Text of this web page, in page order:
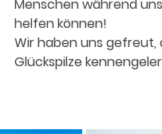
Menschen während
helfen können!
Wir haben uns gefreut,
Glückspilze